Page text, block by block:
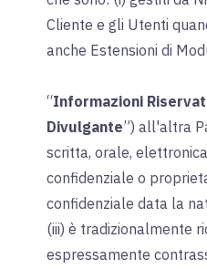
Cliente e gli Utenti
anche Estensioni di
“Informazioni
Divulgante”) all'altra
scritta, orale,
confidenziale o
confidenziale data la
(iii) è tradizionalmente
espressamente